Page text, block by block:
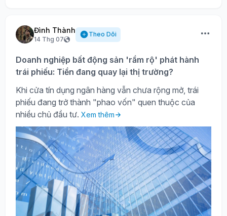
Đình Thành
14 Thg 07
Theo Dõi
Doanh nghiệp bất động sản 'rầm rộ' phát hành
trái phiếu: Tiền đang quay lại thị trường?
Khi cửa tín dụng ngân hàng vẫn chưa rộng mở, trái
phiếu đang trở thành "phao vốn" quen thuộc của
nhiều chủ đầu tư. Xem thêm